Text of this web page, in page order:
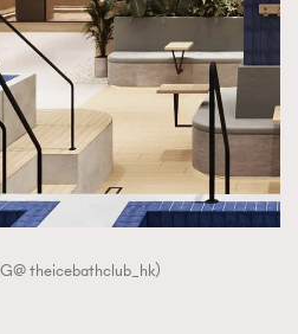
theicebathclub_hk）